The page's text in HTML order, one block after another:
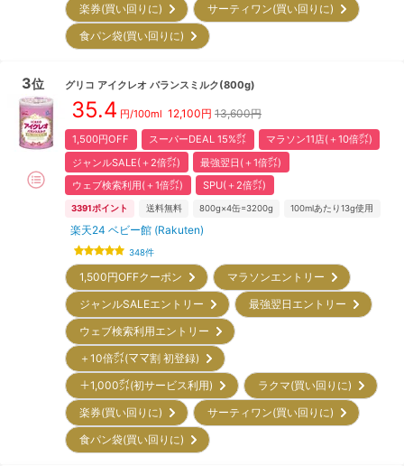
楽券(買い回りに)
サーティワン(買い回りに)
食パン袋(買い回りに)
3位 グリコ アイクレオ バランスミルク(800g)
35.4 円/100ml 12,100円 13,600円
1,500円OFF スーパーDEAL 15%㌽
マラソン11店(＋10倍㌽)
ジャンルSALE(＋2倍㌽)
最強翌日(＋1倍㌽)
ウェブ検索利用(＋1倍㌽)
SPU(＋2倍㌽)
3391ポイント 送料無料 800g×4缶=3200g 100mlあたり13g使用
楽天24 ベビー館 (Rakuten)
348件
1,500円OFFクーポン
マラソンエントリー
ジャンルSALEエントリー
最強翌日エントリー
ウェブ検索利用エントリー
＋10倍㌽(ママ割 初登録)
＋1,000㌽(初サービス利用)
ラクマ(買い回りに)
楽券(買い回りに)
サーティワン(買い回りに)
食パン袋(買い回りに)